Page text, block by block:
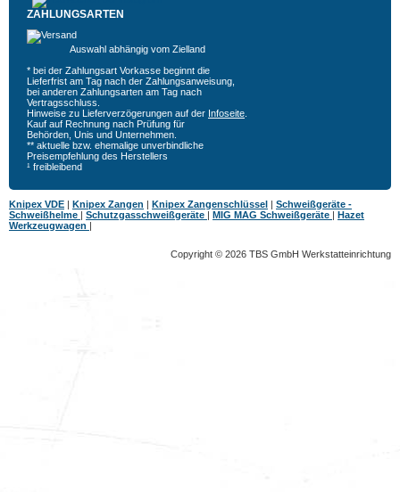
ZAHLUNGSARTEN
Auswahl abhängig vom Zielland
* bei der Zahlungsart Vorkasse beginnt die
Lieferfrist am Tag nach der Zahlungsanweisung,
bei anderen Zahlungsarten am Tag nach
Vertragsschluss.
Hinweise zu Lieferverzögerungen auf der Infoseite
Kauf auf Rechnung nach Prüfung für
Behörden, Unis und Unternehmen.
** aktuelle bzw. ehemalige unverbindliche
Preisempfehlung des Herstellers
¹ freibleibend
Knipex VDE | Knipex Zangen | Knipex Zangenschlüssel | Schweißgeräte -
Schweißhelme | Schutzgasschweißgeräte | MIG MAG Schweißgeräte | Hazet
Werkzeugwagen |
Copyright © 2026 TBS GmbH Werkstatteinrichtung